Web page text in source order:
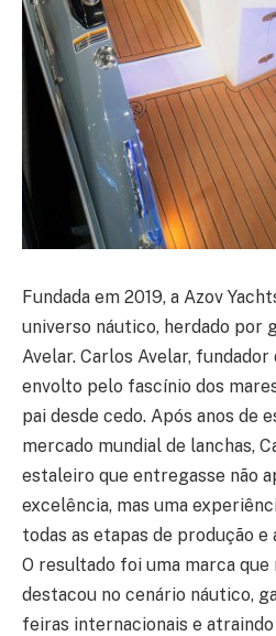
Fundada em 2019, a Azov
universo náutico, herdado por
Avelar. Carlos Avelar,
envolto pelo fascínio dos
pai desde cedo. Após anos de
mercado mundial de lanchas,
estaleiro que entregasse não
excelência, mas uma
todas as etapas de produção
O resultado foi uma marca
destacou no cenário náutico,
feiras internacionais e atraindo